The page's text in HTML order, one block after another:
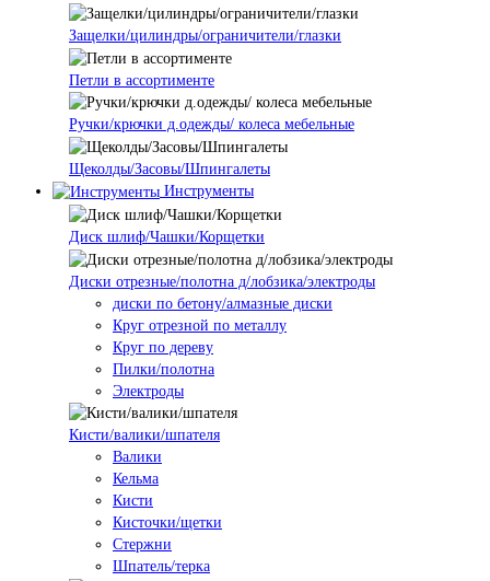
Защелки/цилиндры/ограничители/глазки
Петли в ассортименте
Ручки/крючки д.одежды/ колеса мебельные
Щеколды/Засовы/Шпингалеты
Инструменты
Диск шлиф/Чашки/Корщетки
Диски отрезные/полотна д/лобзика/электроды
диски по бетону/алмазные диски
Круг отрезной по металлу
Круг по дереву
Пилки/полотна
Электроды
Кисти/валики/шпателя
Валики
Кельма
Кисти
Кисточки/щетки
Стержни
Шпатель/терка